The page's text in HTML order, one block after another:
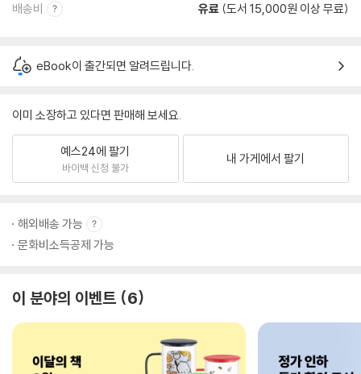
배송비 유료 (도서 15,000원 이상 무료)
eBook이 출간되면 알려드립니다.
이미 소장하고 있다면 판매해 보세요.
예스24에 팔기
바이백 신청 불가
내 가게에서 팔기
해외배송 가능
문화비소득공제 가능
이 분야의 이벤트 6